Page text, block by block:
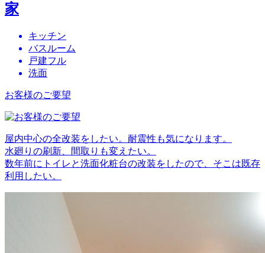
家
キッチン
バスルーム
戸建フル
洗面
お客様のご要望
屋内中心の全改装をしたい。耐震性も気になります。
水廻りの刷新、間取りも変えたい。
数年前にトイレと洗面化粧台の改装をしたので、そこは既存
利用したい。